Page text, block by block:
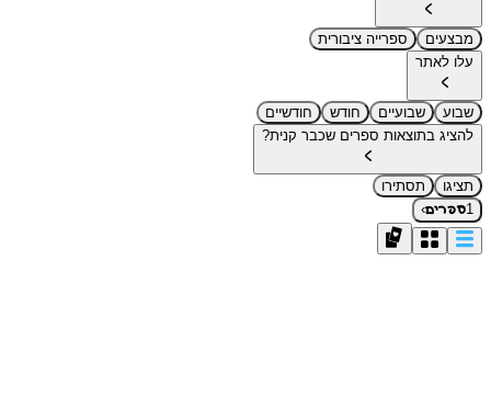
מבצעים
ספרייה ציבורית
עלו לאתר
שבוע שבועיים חודש
חודשיים
להציג בתוצאות ספרים שכבר קנית?
תציגו
תסתירו
1ספרים›